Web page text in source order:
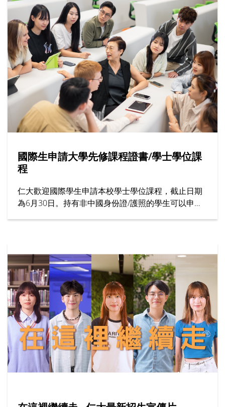
國際生申請大學先修課程證書/學士學位課
程
仁大歡迎國際學生申請本校學士學位課程，截止日期
為6月30日。持有非中國身份證/護照的學生可以申請